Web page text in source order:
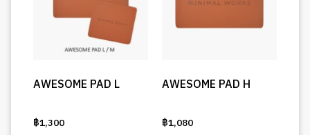
AWESOME PAD L
฿1,300
AWESOME PAD H
฿1,080